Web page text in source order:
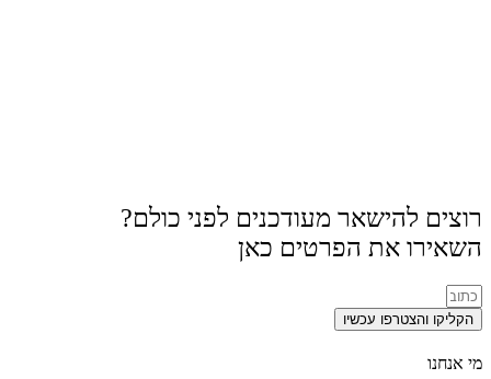
רוצים להישאר מעודכנים לפני כולם?
השאירו את הפרטים כאן
הקליקו והצטרפו עכשיו
מי אנחנו